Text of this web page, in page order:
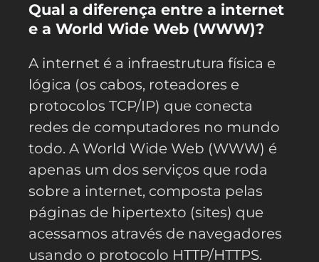
Qual a diferença entre a internet
e a World Wide Web (WWW)?
A internet é a infraestrutura física e
lógica (os cabos, roteadores e
protocolos TCP/IP) que conecta
redes de computadores no mundo
todo. A World Wide Web (WWW) é
apenas um dos serviços que roda
sobre a internet, composta pelas
páginas de hipertexto (sites) que
acessamos através de navegadores
usando o protocolo HTTP/HTTPS.